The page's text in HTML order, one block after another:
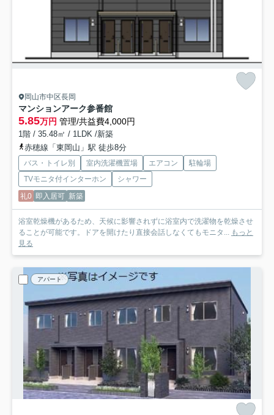
岡山市中区長岡
マンションアーク参番館
5.85万円 管理/共益費4,000円
1階 / 35.48㎡ / 1LDK /新築
赤穂線「東岡山」駅 徒歩8分
バス・トイレ別 室内洗濯機置場 エアコン
駐輪場
TVモニタ付インターホン
シャワー
礼0 即入居可 新築
浴室乾燥機があるため、天候に影響されずに浴室内で洗濯物を乾燥させ
ることが可能です。ドアを開けたり直接会話しなくてもモニタ...
もっと
見る
アパート